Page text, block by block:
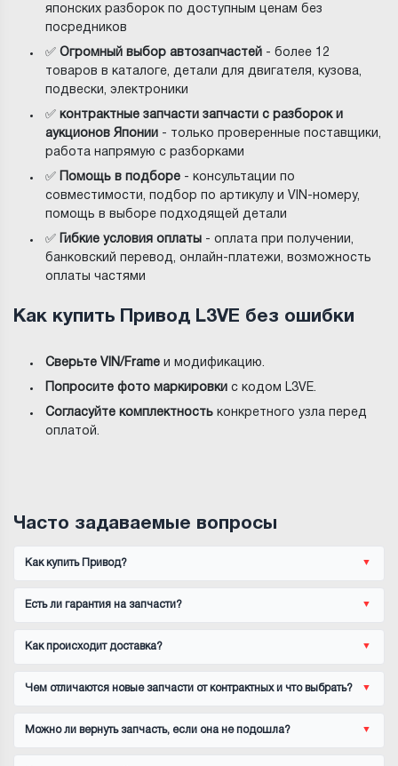
японских разборок по доступным ценам без
посредников
✅Огромный выбор автозапчастей - более 12
товаров в каталоге, детали для двигателя, кузова,
подвески, электроники
✅ контрактные запчасти запчасти с разборок и
аукционов Японии - только проверенные поставщики,
работа напрямую с разборками
✅ Помощь в подборе - консультации по
совместимости, подбор по артикулу и VIN-номеру,
помощь в выборе подходящей детали
✅ Гибкие условия оплаты - оплата при получении,
банковский перевод, онлайн-платежи, возможность
оплаты частями
Как купить Привод L3VE без ошибки
Сверьте VIN/Frame и модификацию.
Попросите фото маркировки с кодом L3VE.
Согласуйте комплектность конкретного узла перед
оплатой.
Часто задаваемые вопросы
Как купить Привод?
Есть ли гарантия на запчасти?
Как происходит доставка?
Чем отличаются новые запчасти от контрактных и что выбрать?
Можно ли вернуть запчасть, если она не подошла?